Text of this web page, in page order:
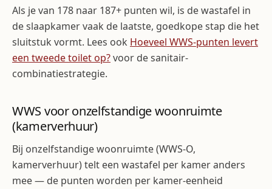
Als je van 178 naar 187+ punten wil, is de wastafel in
de slaapkamer vaak de laatste, goedkope stap die het
sluitstuk vormt. Lees ook Hoeveel WWS-punten levert
een tweede toilet op?voor de sanitair-
combinatiestrategie.
WWS voor onzelfstandige woonruimte
(kamerverhuur)
Bij onzelfstandige woonruimte (WWS-O,
kamerverhuur) telt een wastafel per kamer anders
mee — de punten worden per kamer-eenheid